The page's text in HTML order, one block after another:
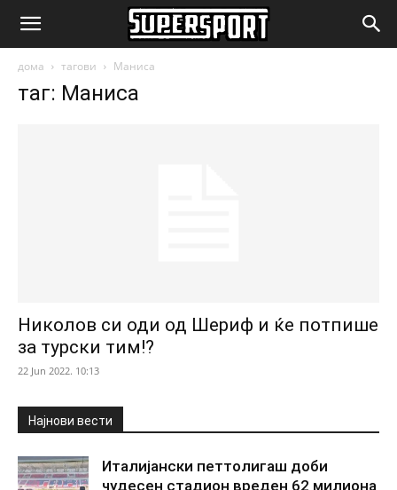
SuperSport.mk
дома тагови Маниса
таг: Маниса
Николов си оди од Шериф и ќе потпише
за турски тим!?
22 Jun 2022. 10:13
Најнови вести
Италијански петтолигаш доби
чудесен стадион вреден 62 милиона